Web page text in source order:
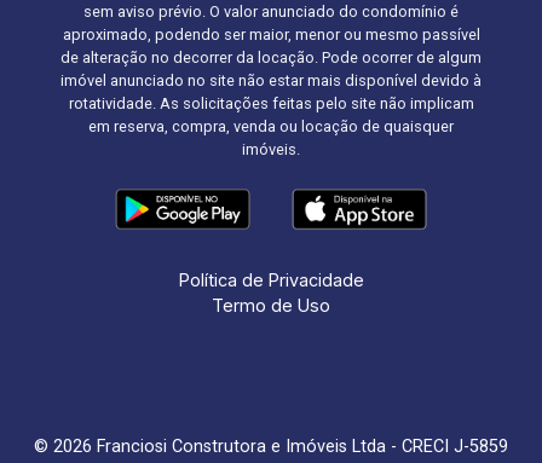
sem aviso prévio. O valor anunciado do condomínio é
aproximado, podendo ser maior, menor ou mesmo passível
de alteração no decorrer da locação. Pode ocorrer de algum
imóvel anunciado no site não estar mais disponível devido à
rotatividade. As solicitações feitas pelo site não implicam
em reserva, compra, venda ou locação de quaisquer
imóveis.
Política de Privacidade
Termo de Uso
© 2026 Franciosi Construtora e Imóveis Ltda - CRECI J-5859